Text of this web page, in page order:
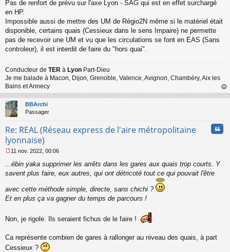
o
n
u
Pas de renfort de prévu sur l'axe Lyon - SAG qui est en effet surchargé
en HP.
Impossible aussi de mettre des UM de Régio2N même si le matériel était
disponible, certains quais (Cessieux dans le sens Impaire) ne permette
pas de recevoir une UM et vu que les circulations se font en EAS (Sans
controleur), il est interdit de faire du "hors quai".
Conducteur de TER à Lyon Part-Dieu
Je me balade à Macon, Dijon, Grenoble, Valence, Avignon, Chambéry, Aix les
Bains et Annecy
au
BBArchi
Passager
Re: REAL (Réseau express de l'aire métropolitaine
lyonnaise)
e
s
a
g
o
u
11 nov. 2022, 00:06
...ébin yaka supprimer les arrêts dans les gares aux quais trop courts. Y
savent plus faire, eux autres, qui ont détricoté tout ce qui pouvait l'être
avec cette méthode simple, directe, sans chichi ?
Et en plus ça va gagner du temps de parcours !
Non, je rigole. Ils seraient fichus de le faire !
Ca représente combien de gares à rallonger au niveau des quais, à part
Cessieux ?